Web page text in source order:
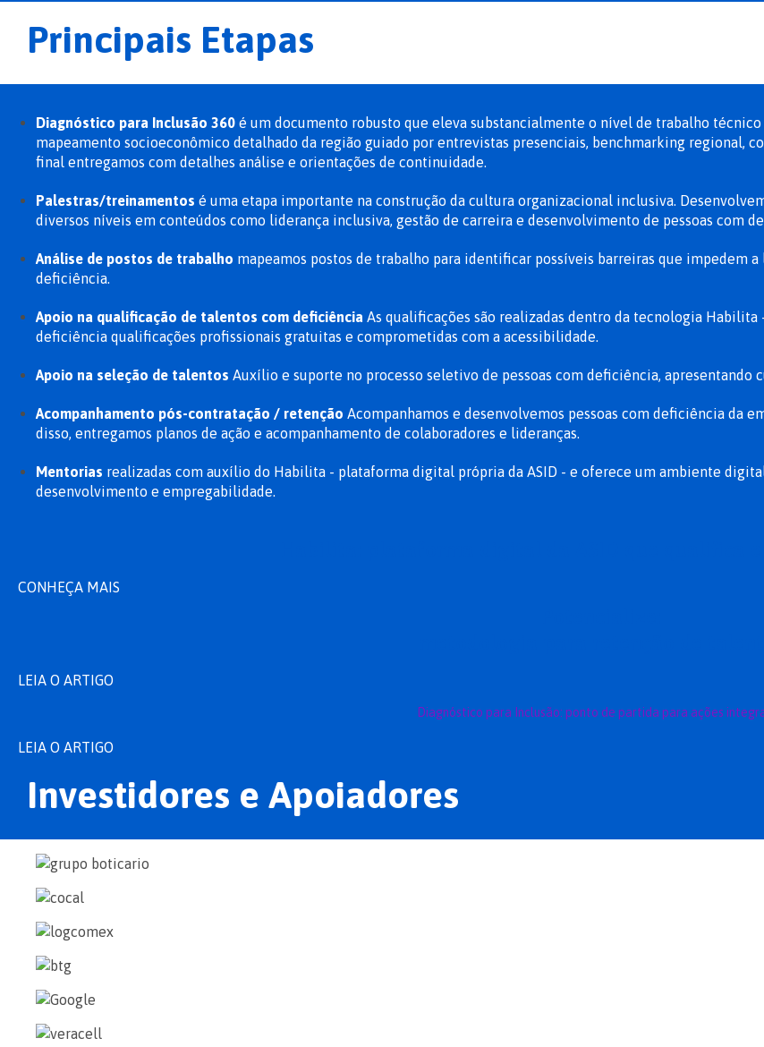
Principais Etapas
Diagnóstico para Inclusão 360 é um documento robusto que eleva substancialmente o nível de trabalho
mapeamento socioeconômico detalhado da região guiado por entrevistas presenciais, benchmarking regional,
final entregamos com detalhes análise e orientações de continuidade.
Palestras/treinamentos é uma etapa importante na construção da cultura organizacional inclusiva.
diversos níveis em conteúdos como liderança inclusiva, gestão de carreira e desenvolvimento de pessoas com
Análise de postos de trabalho​ mapeamos postos de trabalho para identificar possíveis barreiras que impedem
deficiência.
Apoio na qualificação de talentos com deficiência As qualificações são realizadas dentro da tecnologia
deficiência qualificações profissionais gratuitas e comprometidas com a acessibilidade.
Apoio na seleção de talentos​ Auxílio e suporte no processo seletivo de pessoas com deficiência, apresentando
Acompanhamento pós-contratação​ / retenção Acompanhamos e desenvolvemos pessoas com deficiência da
disso, entregamos planos de ação e acompanhamento de colaboradores e lideranças.
Mentorias realizadas com auxílio do Habilita - plataforma digital própria da ASID - e oferece um ambiente
desenvolvimento e empregabilidade.
CONHEÇA MAIS
LEIA O ARTIGO
Diagnóstico para Inclusão: ponto de partida para ações
LEIA O ARTIGO
Investidores e Apoiadores